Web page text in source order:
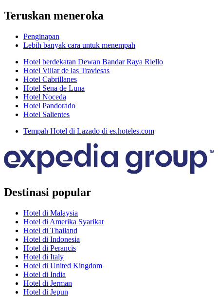
Teruskan meneroka
Penginapan
Lebih banyak cara untuk menempah
Hotel berdekatan Dewan Bandar Raya Riello
Hotel Villar de las Traviesas
Hotel Cabrillanes
Hotel Sena de Luna
Hotel Noceda
Hotel Pandorado
Hotel Salientes
Tempah Hotel di Lazado di es.hoteles.com
Destinasi popular
Hotel di Malaysia
Hotel di Amerika Syarikat
Hotel di Thailand
Hotel di Indonesia
Hotel di Perancis
Hotel di Italy
Hotel di United Kingdom
Hotel di India
Hotel di Jerman
Hotel di Jepun